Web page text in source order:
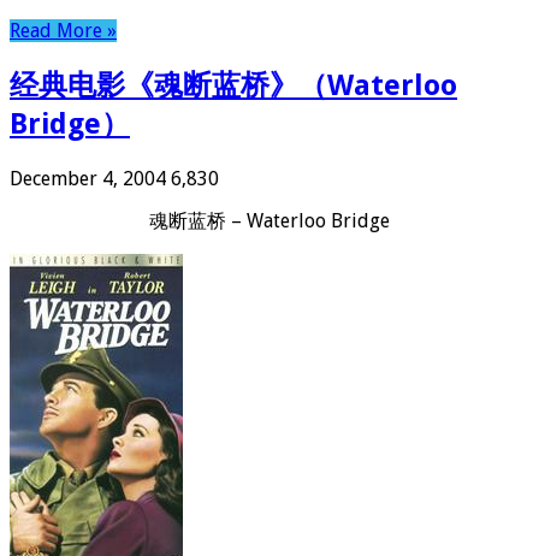
Read More »
经典电影《魂断蓝桥》（Waterloo
Bridge）
December 4, 2004 6,830
魂断蓝桥 – Waterloo Bridge